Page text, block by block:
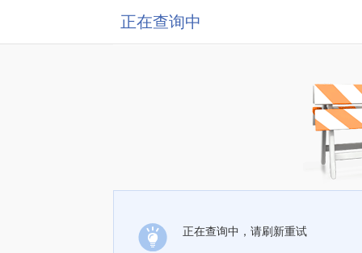
正在查询中
正在查询中，请刷新重试